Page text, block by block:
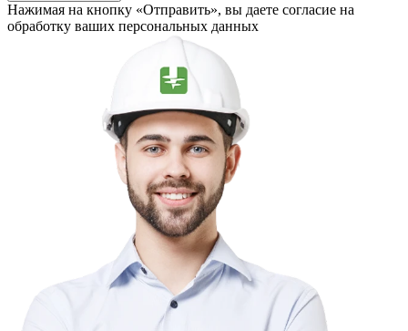
Нажимая на кнопку «Отправить», вы даете согласие на
обработку ваших персональных данных